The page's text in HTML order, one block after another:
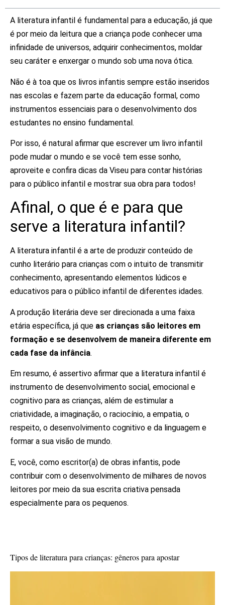
A literatura infantil é fundamental para a educação, já que
é por meio da leitura que a criança pode conhecer uma
infinidade de universos, adquirir conhecimentos, moldar
seu caráter e enxergar o mundo sob uma nova ótica.
Não é à toa que os livros infantis sempre estão inseridos
nas escolas e fazem parte da educação formal, como
instrumentos essenciais para o desenvolvimento dos
estudantes no ensino fundamental.
Por isso, é natural afirmar que escrever um livro infantil
pode mudar o mundo e se você tem esse sonho,
aproveite e confira dicas da Viseu para contar histórias
para o público infantil e mostrar sua obra para todos!
Afinal, o que é e para que
serve a literatura infantil?
A literatura infantil é a arte de produzir conteúdo de
cunho literário para crianças com o intuito de transmitir
conhecimento, apresentando elementos lúdicos e
educativos para o público infantil de diferentes idades.
A produção literária deve ser direcionada a uma faixa
etária específica, já que as crianças são leitores em
formação e se desenvolvem de maneira diferente em
cada fase da infância.
Em resumo, é assertivo afirmar que a literatura infantil é
instrumento de desenvolvimento social, emocional e
cognitivo para as crianças, além de estimular a
criatividade, a imaginação, o raciocínio, a empatia, o
respeito, o desenvolvimento cognitivo e da linguagem e
formar a sua visão de mundo.
E, você, como escritor(a) de obras infantis, pode
contribuir com o desenvolvimento de milhares de novos
leitores por meio da sua escrita criativa pensada
especialmente para os pequenos.
Tipos de literatura para crianças: gêneros para apostar